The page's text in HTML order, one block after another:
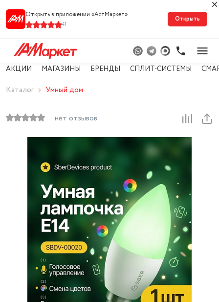
Открыть в приложении «АстМарке‪т‬»
41
Открыть
АКЦИИ МАГАЗИНЫ БРЕНДЫ СПЛИТ-СИСТЕМЫ
Каталог Умный дом
нет отзывов